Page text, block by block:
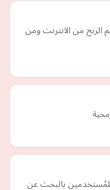
الربح من الانترنت ومن
للمُستخدمين بالبحث عن